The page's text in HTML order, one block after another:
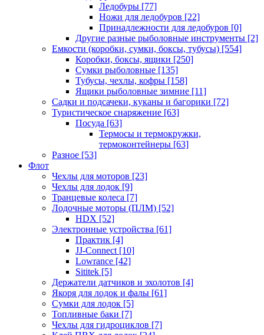
Ледобуры [77]
Ножи для ледобуров [22]
Принадлежности для ледобуров [0]
Другие разные рыболовные инструменты [2]
Емкости (коробки, сумки, боксы, тубусы) [554]
Коробки, боксы, ящики [250]
Сумки рыболовные [135]
Тубусы, чехлы, кофры [158]
Ящики рыболовные зимние [11]
Садки и подсачеки, куканы и багорики [72]
Туристическое снаряжение [63]
Посуда [63]
Термосы и термокружки,
термоконтейнеры [63]
Разное [53]
Флот
Чехлы для моторов [23]
Чехлы для лодок [9]
Транцевые колеса [7]
Лодочные моторы (ПЛМ) [52]
HDX [52]
Электронные устройства [61]
Практик [4]
JJ-Connect [10]
Lowrance [42]
Sititek [5]
Держатели датчиков и эхолотов [4]
Якоря для лодок и фалы [61]
Сумки для лодок [5]
Топливные баки [7]
Чехлы для гидроциклов [7]